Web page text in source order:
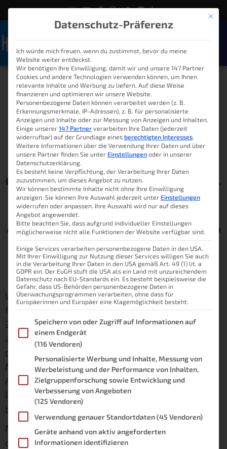
Hands on: Mediola AIO
Gateway V6
Lukas Knöller 30. Mai 2020 08:00
Werbung: Für diesen Beitrag wurde das
Gateway von Mediola zur Verfügung gestellt.
Ich möchte mich dafür an dieser Stelle
nochmal bedanken.
Alle hier vorgestellten Funktionen treffen im
Gesamten auch auf die V6-Serie und nicht
explizit nur auf das V6 Gateway zu.
Wenn man mich auf Smart Home anspricht,
fallen mir meist sehr viele Insellösungen ein.
Zwar sind einige davon wirklich gut und
alltagstauglich, doch so wirklich smart wird
deine Wohnung oder dein Haus dadurch nicht.
Mediola möchte – unter anderem mit seinem
AIO Gateway V6 – dieses Problem lösen und
Insellösungen unter dem Dach einer App
bündeln.
Nun darf man sich selbstverständlich fragen,
ob es sich lohnteine weitere Zentrale
Mit
Datenschutz-Präferenz
Ich würde mich freuen, wenn du zustimmst, bevor du meine
Website weiter entdeckst.
Wir benötigen Ihre Einwilligung, damit wir und unsere 147 Partner
Cookies und andere Technologien verwenden können, um Ihnen
relevante Inhalte und Werbung zu liefern. Auf diese Weise
finanzieren und optimieren wir unsere Website.
Personenbezogene Daten können verarbeitet werden (z. B.
Erkennungsmerkmale, IP-Adressen), z. B. für personalisierte
Anzeigen und Inhalte oder zur Messung von Anzeigen und Inhalten.
Einige unserer 147 Partner verarbeiten Ihre Daten (jederzeit
widerrufbar) auf der Grundlage eines berechtigten Interesses.
Weitere Informationen über die Verwendung Ihrer Daten und über
unsere Partner finden Sie unter Einstellungen oder in unserer
Datenschutzerklärung.
Es besteht keine Verpflichtung, der Verarbeitung Ihrer Daten
zuzustimmen, um dieses Angebot zu nutzen.
Wir können bestimmte Inhalte nicht ohne Ihre Einwilligung
anzeigen. Sie können Ihre Auswahl jederzeit unter Einstellungen
widerrufen oder anpassen. Ihre Auswahl wird nur auf dieses
Angebot angewendet.
Bitte beachten Sie, dass aufgrund individueller Einstellungen
möglicherweise nicht alle Funktionen der Website verfügbar sind.
Einige Services verarbeiten personenbezogene Daten in den USA.
Mit Ihrer Einwilligung zur Nutzung dieser Services willigen Sie auch
in die Verarbeitung Ihrer Daten in den USA gemäß Art. 49 (1) lit. a
GDPR ein. Der EuGH stuft die USA als ein Land mit unzureichendem
Datenschutz nach EU-Standards ein. Es besteht beispielsweise die
Gefahr, dass US-Behörden personenbezogene Daten in
Überwachungsprogrammen verarbeiten, ohne dass für
Europäerinnen und Europäer eine Klagemöglichkeit besteht.
Im Folgenden finden Sie eine Liste der Zwecke des IAB
Speichern von oder Zugriff auf Informationen auf
einem Endgerät
(116 Vendoren)
Personalisierte Werbung und Inhalte, Messung von
Werbeleistung und der Performance von Inhalten,
Zielgruppenforschung sowie Entwicklung und
Verbesserung von Angeboten
(125 Vendoren)
Verwendung genauer Standortdaten(45 Vendoren)
Geräte anhand von aktiv angeforderten
Informationen identifizieren